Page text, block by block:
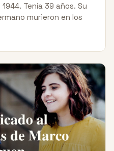
Tenía 39 años. Su
murieron en los